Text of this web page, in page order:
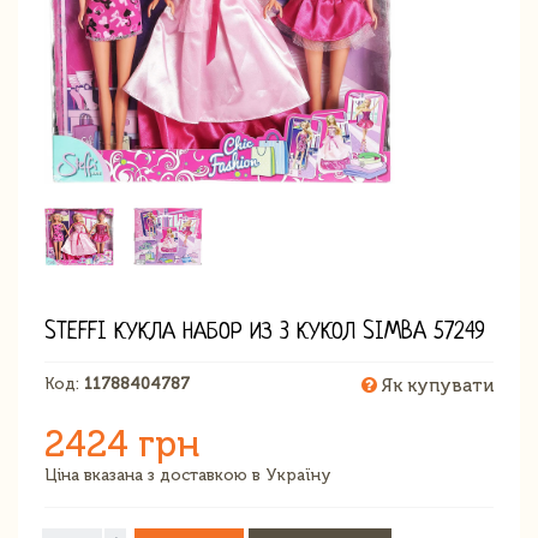
STEFFI КУКЛА НАБОР ИЗ 3 КУКОЛ SIMBA 57249
Код: 11788404787 Як купувати
2424 грн
Ціна вказана з доставкою в Україну